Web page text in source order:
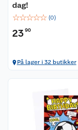
dag!
☆☆☆☆☆ (0)
23 90
På lager i 32 butikker
Om oss
Våre butikker
Kontakt oss
Angre- og returrett
Reklamasjon og